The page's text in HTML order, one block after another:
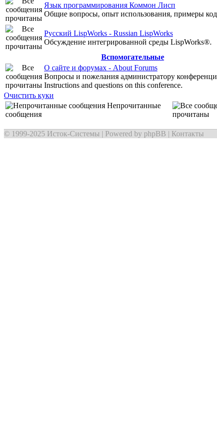
Язык программирования Коммон Лисп
Общие вопросы, опыт использования, примеры
Русский LispWorks - Russian LispWorks
Обсуждение интегрированной среды LispWorks®.
Вспомогательные
О сайте и форумах - About Forums
Вопросы и пожелания администратору
Instructions and questions on this conference.
Очистить куки
Непрочитанные
сообщения
прочитаны
© 1999-2025 Исток-Системы | Powered by phpBB | Контакты